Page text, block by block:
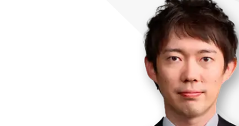
コンサルタント一覧
品質ガイドライン
社内コンペ
定額制Webマーケティング代行
定額制営業代行『カリトルくん』
定額制採用代行・RPO『トルトル
営業改善特化の動画制作『動画
定額LINE運用代行『LINEマキト
格安でAI導入支援『あいのりAI』
拡散付1日密着動画制作『まるご
1本無料で記事を制作『SEOトラ
定額制LP制作・改善『最強LP』
採用YouTubeチャンネル構築『